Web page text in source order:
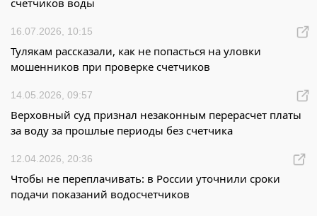
счетчиков воды
16.07.2026, 10:15
Тулякам рассказали, как не попасться на уловки
мошенников при проверке счетчиков
14.05.2026, 09:57
Верховный суд признал незаконным перерасчет платы
за воду за прошлые периоды без счетчика
12.04.2026, 20:36
Чтобы не переплачивать: в России уточнили сроки
подачи показаний водосчетчиков